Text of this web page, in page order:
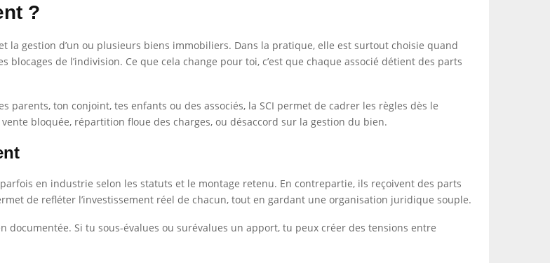
?
la gestion d’un ou plusieurs biens immobiliers. Dans la pratique, elle est surtout choisie quand
de l’indivision. Ce que cela change pour toi, c’est que chaque associé détient des parts
ton conjoint, tes enfants ou des associés, la SCI permet de cadrer les règles dès le
bloquée, répartition floue des charges, ou désaccord sur la gestion du bien.
en industrie selon les statuts et le montage retenu. En contrepartie, ils reçoivent des parts
de refléter l’investissement réel de chacun, tout en gardant une organisation juridique souple.
Si tu sous-évalues ou surévalues un apport, tu peux créer des tensions entre